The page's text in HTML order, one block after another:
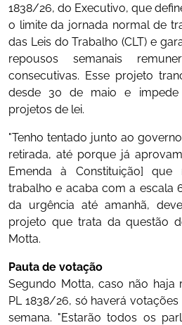
1838/26, do Executivo, que
o limite da jornada normal de
das Leis do Trabalho (CLT) e
repousos semanais
consecutivas. Esse projeto
desde 30 de maio e
projetos de lei.
"Tenho tentado junto ao
retirada, até porque já
Emenda à Constituição]
trabalho e acaba com a escala
da urgência até amanhã,
projeto que trata da questão
Motta.
Pauta de votação
Segundo Motta, caso não haja
PL 1838/26, só haverá
semana. "Estarão todos os